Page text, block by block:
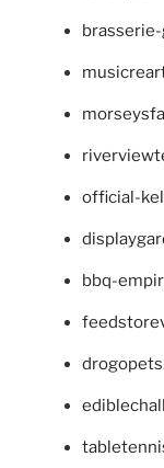
official-
bbq-